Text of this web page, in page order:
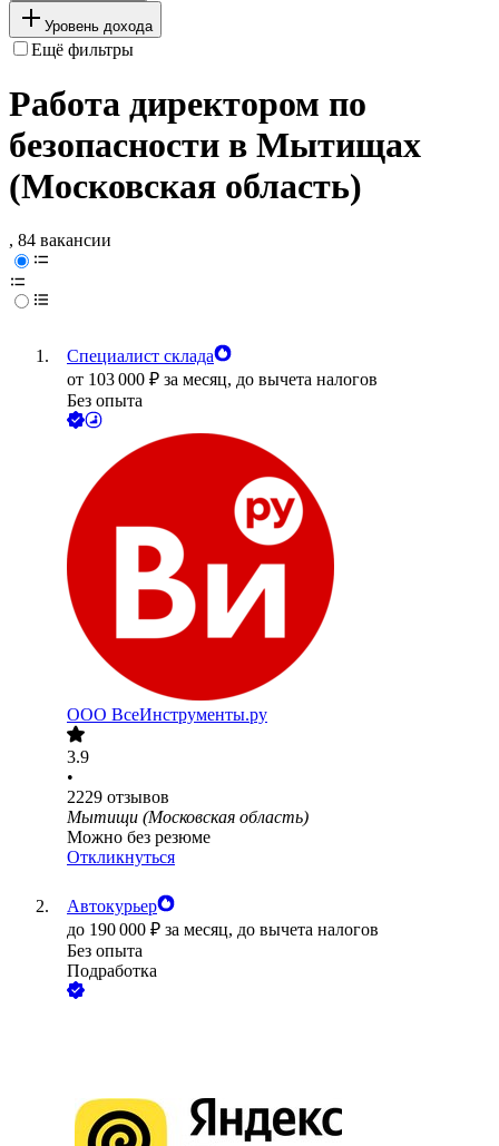
Уровень дохода
Ещё фильтры
Работа директором по
безопасности в Мытищах
(Московская область)
, 84 вакансии
Специалист склада
от 103 000 ₽ за месяц, до вычета налогов
Без опыта
ООО ВсеИнструменты.ру
3.9
•
2229 отзывов
Мытищи (Московская область)
Можно без резюме
Откликнуться
Автокурьер
до 190 000 ₽ за месяц, до вычета налогов
Без опыта
Подработка